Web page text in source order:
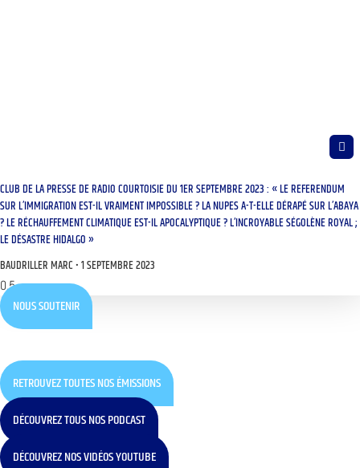
CLUB DE LA PRESSE DE RADIO COURTOISIE DU 1ER SEPTEMBRE 2023 : « LE REFERENDUM
SUR L’IMMIGRATION EST-IL VRAIMENT IMPOSSIBLE ? LA NUPES A-T-ELLE DÉRAPÉ SUR L’ABAYA
? LE RÉCHAUFFEMENT CLIMATIQUE EST-IL APOCALYPTIQUE ? L’INCROYABLE SÉGOLÈNE ROYAL ;
LE DÉSASTRE HIDALGO »
BAUDRILLER MARC 1 SEPTEMBRE 2023
NOUS SOUTENIR
RETROUVEZ TOUTES NOS ÉMISSIONS
DÉCOUVREZ TOUS NOS PODCAST
DÉCOUVREZ NOS VIDÉOS YOUTUBE